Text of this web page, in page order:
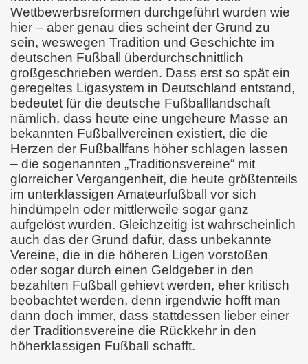
Wettbewerbsreformen durchgeführt wurden wie
hier – aber genau dies scheint der Grund zu
sein, weswegen Tradition und Geschichte im
deutschen Fußball überdurchschnittlich
großgeschrieben werden. Dass erst so spät ein
geregeltes Ligasystem in Deutschland entstand,
bedeutet für die deutsche Fußballlandschaft
nämlich, dass heute eine ungeheure Masse an
bekannten Fußballvereinen existiert, die die
Herzen der Fußballfans höher schlagen lassen
– die sogenannten „Traditionsvereine“ mit
glorreicher Vergangenheit, die heute größtenteils
im unterklassigen Amateurfußball vor sich
hindümpeln oder mittlerweile sogar ganz
aufgelöst wurden. Gleichzeitig ist wahrscheinlich
auch das der Grund dafür, dass unbekannte
Vereine, die in die höheren Ligen vorstoßen
oder sogar durch einen Geldgeber in den
bezahlten Fußball gehievt werden, eher kritisch
beobachtet werden, denn irgendwie hofft man
dann doch immer, dass stattdessen lieber einer
der Traditionsvereine die Rückkehr in den
höherklassigen Fußball schafft.